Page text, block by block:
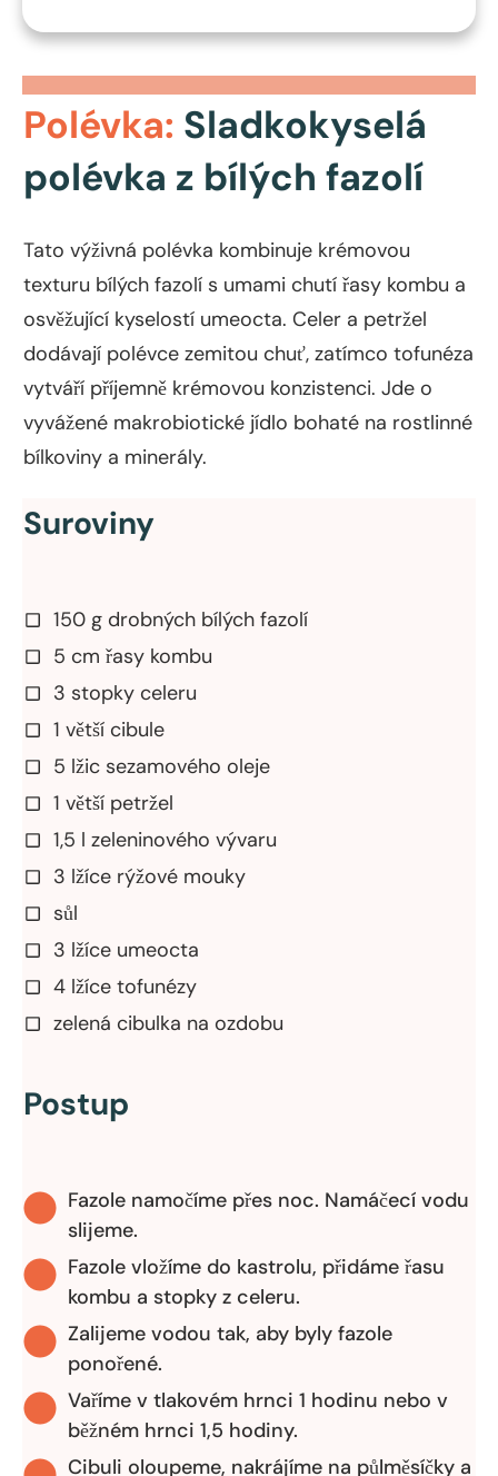
Polévka: Sladkokyselá
polévka z bílých fazolí
Tato výživná polévka kombinuje krémovou
texturu bílých fazolí s umami chutí řasy kombu a
osvěžující kyselostí umeocta. Celer a petržel
dodávají polévce zemitou chuť, zatímco tofunéza
vytváří příjemně krémovou konzistenci. Jde o
vyvážené makrobiotické jídlo bohaté na rostlinné
bílkoviny a minerály.
Suroviny
150 g drobných bílých fazolí
5 cm řasy kombu
3 stopky celeru
1 větší cibule
5 lžic sezamového oleje
1 větší petržel
1,5 l zeleninového vývaru
3 lžíce rýžové mouky
sůl
3 lžíce umeocta
4 lžíce tofunézy
zelená cibulka na ozdobu
Postup
Fazole namočíme přes noc. Namáčecí vodu
slijeme.
Fazole vložíme do kastrolu, přidáme řasu
kombu a stopky z celeru.
Zalijeme vodou tak, aby byly fazole
ponořené.
Vaříme v tlakovém hrnci 1 hodinu nebo v
běžném hrnci 1,5 hodiny.
Cibuli oloupeme, nakrájíme na půlměsíčky a